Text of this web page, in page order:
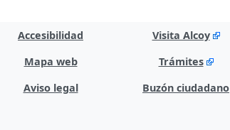
Accesibilidad
Mapa web
Aviso legal
Visita Alcoy
Trámites
Buzón ciudadano